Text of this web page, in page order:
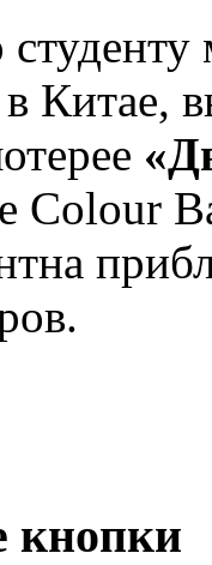
в Китае,
Colour
кнопки